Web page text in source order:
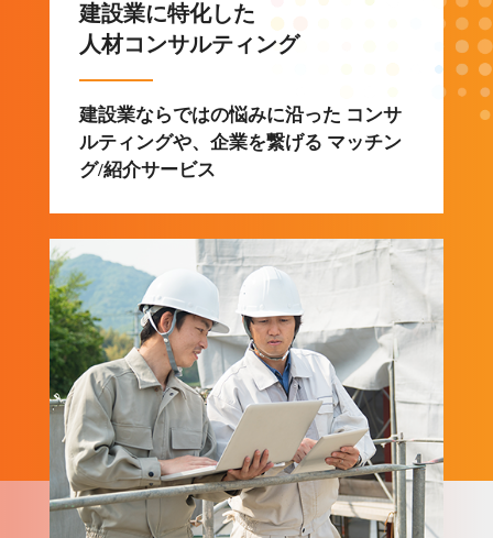
建設業に特化した
人材コンサルティング
建設業ならではの悩みに沿った コンサ
ルティングや、企業を繋げる マッチン
グ/紹介サービス